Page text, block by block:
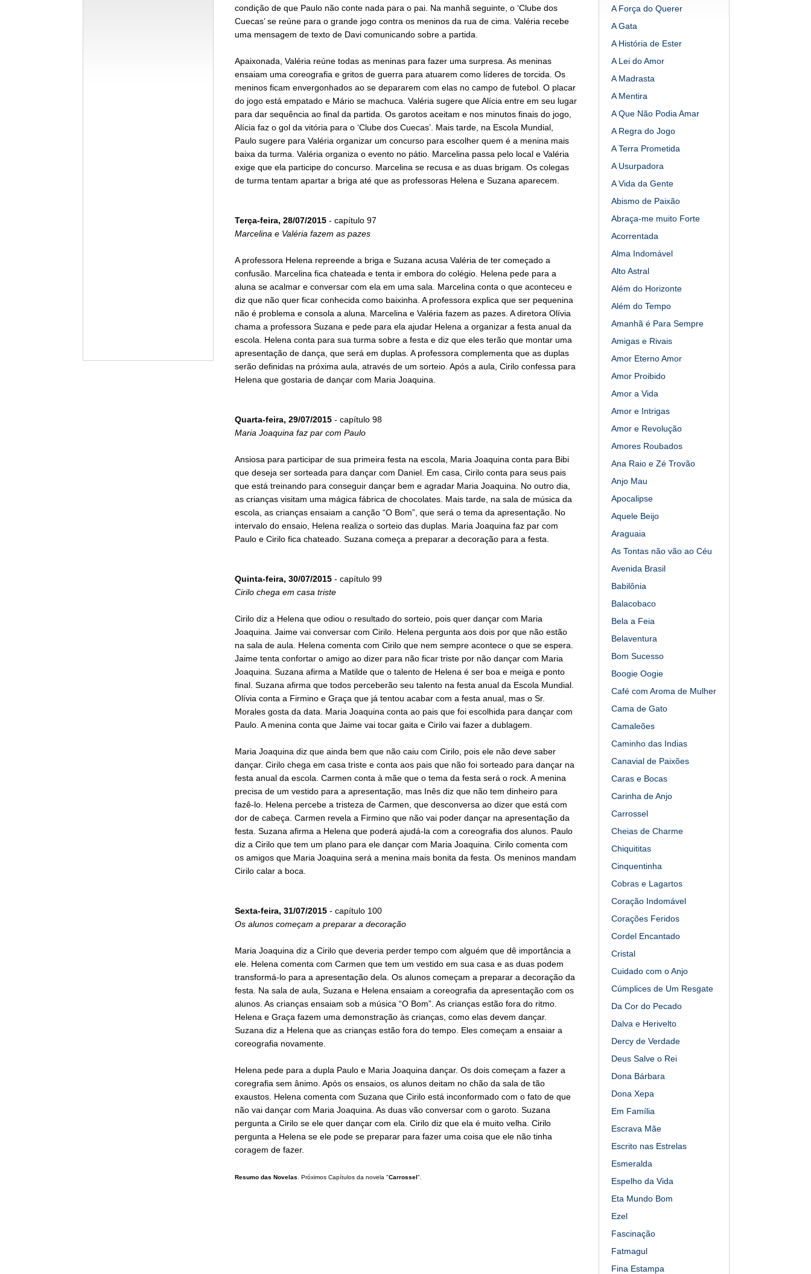
condição de que Paulo não conte nada para o pai. Na manhã seguinte, o ‘Clube dos
Cuecas’ se reúne para o grande jogo contra os meninos da rua de cima. Valéria recebe
uma mensagem de texto de Davi comunicando sobre a partida.
Apaixonada, Valéria reúne todas as meninas para fazer uma surpresa. As meninas
ensaiam uma coreografia e gritos de guerra para atuarem como líderes de torcida. Os
meninos ficam envergonhados ao se depararem com elas no campo de futebol. O placar
do jogo está empatado e Mário se machuca. Valéria sugere que Alícia entre em seu lugar
para dar sequência ao final da partida. Os garotos aceitam e nos minutos finais do jogo,
Alícia faz o gol da vitória para o ‘Clube dos Cuecas’. Mais tarde, na Escola Mundial,
Paulo sugere para Valéria organizar um concurso para escolher quem é a menina mais
baixa da turma. Valéria organiza o evento no pátio. Marcelina passa pelo local e Valéria
exige que ela participe do concurso. Marcelina se recusa e as duas brigam. Os colegas
de turma tentam apartar a briga até que as professoras Helena e Suzana aparecem.
Terça-feira, 28/07/2015- capítulo 97
Marcelina e Valéria fazem as pazes
A professora Helena repreende a briga e Suzana acusa Valéria de ter começado a
confusão. Marcelina fica chateada e tenta ir embora do colégio. Helena pede para a
aluna se acalmar e conversar com ela em uma sala. Marcelina conta o que aconteceu e
diz que não quer ficar conhecida como baixinha. A professora explica que ser pequenina
não é problema e consola a aluna. Marcelina e Valéria fazem as pazes. A diretora Olívia
chama a professora Suzana e pede para ela ajudar Helena a organizar a festa anual da
escola. Helena conta para sua turma sobre a festa e diz que eles terão que montar uma
apresentação de dança, que será em duplas. A professora complementa que as duplas
serão definidas na próxima aula, através de um sorteio. Após a aula, Cirilo confessa para
Helena que gostaria de dançar com Maria Joaquina.
Quarta-feira, 29/07/2015- capítulo 98
Maria Joaquina faz par com Paulo
Ansiosa para participar de sua primeira festa na escola, Maria Joaquina conta para Bibi
que deseja ser sorteada para dançar com Daniel. Em casa, Cirilo conta para seus pais
que está treinando para conseguir dançar bem e agradar Maria Joaquina. No outro dia,
as crianças visitam uma mágica fábrica de chocolates. Mais tarde, na sala de música da
escola, as crianças ensaiam a canção “O Bom”, que será o tema da apresentação. No
intervalo do ensaio, Helena realiza o sorteio das duplas. Maria Joaquina faz par com
Paulo e Cirilo fica chateado. Suzana começa a preparar a decoração para a festa.
Quinta-feira, 30/07/2015- capítulo 99
Cirilo chega em casa triste
Cirilo diz a Helena que odiou o resultado do sorteio, pois quer dançar com Maria
Joaquina. Jaime vai conversar com Cirilo. Helena pergunta aos dois por que não estão
na sala de aula. Helena comenta com Cirilo que nem sempre acontece o que se espera.
Jaime tenta confortar o amigo ao dizer para não ficar triste por não dançar com Maria
Joaquina. Suzana afirma a Matilde que o talento de Helena é ser boa e meiga e ponto
final. Suzana afirma que todos perceberão seu talento na festa anual da Escola Mundial.
Olívia conta a Firmino e Graça que já tentou acabar com a festa anual, mas o Sr.
Morales gosta da data. Maria Joaquina conta ao pais que foi escolhida para dançar com
Paulo. A menina conta que Jaime vai tocar gaita e Cirilo vai fazer a dublagem.
Maria Joaquina diz que ainda bem que não caiu com Cirilo, pois ele não deve saber
dançar. Cirilo chega em casa triste e conta aos pais que não foi sorteado para dançar na
festa anual da escola. Carmen conta à mãe que o tema da festa será o rock. A menina
precisa de um vestido para a apresentação, mas Inês diz que não tem dinheiro para
fazê-lo. Helena percebe a tristeza de Carmen, que desconversa ao dizer que está com
dor de cabeça. Carmen revela a Firmino que não vai poder dançar na apresentação da
festa. Suzana afirma a Helena que poderá ajudá-la com a coreografia dos alunos. Paulo
diz a Cirilo que tem um plano para ele dançar com Maria Joaquina. Cirilo comenta com
os amigos que Maria Joaquina será a menina mais bonita da festa. Os meninos mandam
Cirilo calar a boca.
Sexta-feira, 31/07/2015- capítulo 100
Os alunos começam a preparar a decoração
Maria Joaquina diz a Cirilo que deveria perder tempo com alguém que dê importância a
ele. Helena comenta com Carmen que tem um vestido em sua casa e as duas podem
transformá-lo para a apresentação dela. Os alunos começam a preparar a decoração da
festa. Na sala de aula, Suzana e Helena ensaiam a coreografia da apresentação com os
alunos. As crianças ensaiam sob a música “O Bom”. As crianças estão fora do ritmo.
Helena e Graça fazem uma demonstração às crianças, como elas devem dançar.
Suzana diz a Helena que as crianças estão fora do tempo. Eles começam a ensaiar a
coreografia novamente.
Helena pede para a dupla Paulo e Maria Joaquina dançar. Os dois começam a fazer a
coregrafia sem ânimo. Após os ensaios, os alunos deitam no chão da sala de tão
exaustos. Helena comenta com Suzana que Cirilo está inconformado com o fato de que
não vai dançar com Maria Joaquina. As duas vão conversar com o garoto. Suzana
pergunta a Cirilo se ele quer dançar com ela. Cirilo diz que ela é muito velha. Cirilo
pergunta a Helena se ele pode se preparar para fazer uma coisa que ele não tinha
coragem de fazer.
Resumo das Novelas . Próximos Capítulos da novela "Carrossel".
A Força do Querer
A Gata
A História de Ester
A Lei do Amor
A Madrasta
A Mentira
A Que Não Podia Amar
A Regra do Jogo
A Terra Prometida
A Usurpadora
A Vida da Gente
Abismo de Paixão
Abraça-me muito Forte
Acorrentada
Alma Indomável
Alto Astral
Além do Horizonte
Além do Tempo
Amanhã é Para Sempre
Amigas e Rivais
Amor Eterno Amor
Amor Proibido
Amor a Vida
Amor e Intrigas
Amor e Revolução
Amores Roubados
Ana Raio e Zé Trovão
Anjo Mau
Apocalipse
Aquele Beijo
Araguaia
As Tontas não vão ao Céu
Avenida Brasil
Babilônia
Balacobaco
Bela a Feia
Belaventura
Bom Sucesso
Boogie Oogie
Café com Aroma de Mulher
Cama de Gato
Camaleões
Caminho das Indias
Canavial de Paixões
Caras e Bocas
Carinha de Anjo
Carrossel
Cheias de Charme
Chiquititas
Cinquentinha
Cobras e Lagartos
Coração Indomável
Corações Feridos
Cordel Encantado
Cristal
Cuidado com o Anjo
Cúmplices de Um Resgate
Da Cor do Pecado
Dalva e Herivelto
Dercy de Verdade
Deus Salve o Rei
Dona Bárbara
Dona Xepa
Em Família
Escrava Mãe
Escrito nas Estrelas
Esmeralda
Espelho da Vida
Eta Mundo Bom
Ezel
Fascinação
Fatmagul
Fina Estampa